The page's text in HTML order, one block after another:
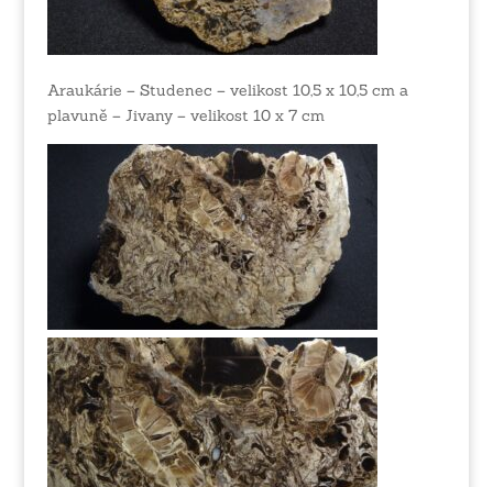
Araukárie – Studenec – velikost 10,5 x 10,5 cm a
plavuně – Jivany – velikost 10 x 7 cm